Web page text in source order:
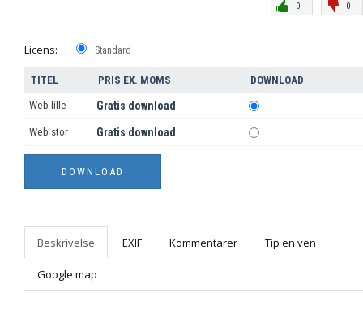
0
0
Licens: Standard
TITEL PRIS EX. MOMS DOWNLOAD
Web lille Gratis download
Web stor Gratis download
Beskrivelse EXIF Kommentarer Tip en ven
Google map